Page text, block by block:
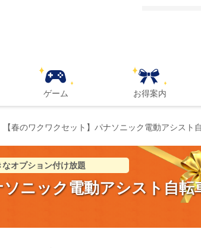
ゲーム お得案内
【春のワクワクセット】パナソニック電動アシスト
オプション付け放題
ソニック電動アシスト自転